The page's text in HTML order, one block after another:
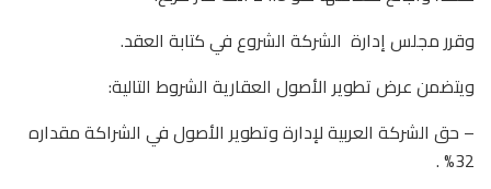
وقرر مجلس إدارة الشركة الشروع في كتابة العقد.
ويتضمن عرض تطوير الأصول العقارية الشروط التالية:
– حق الشركة العربية لإدارة وتطوير الأصول في الشراكة مقداره
32% .